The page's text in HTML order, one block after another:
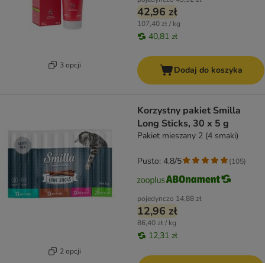
3 opcji
42,96 zł
107,40 zł / kg
40,81 zł
Dodaj do koszyka
2 opcji
Korzystny pakiet Smilla
Long Sticks, 30 x 5 g
Pakiet mieszany 2 (4 smaki)
pojedynczo 14,88 zł
12,96 zł
86,40 zł / kg
12,31 zł
Pusto: 4.8/5 (105)